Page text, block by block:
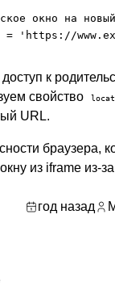
окно на
= 'https://
к
свойство
URL.
браузера,
из iframe из-за
год назад